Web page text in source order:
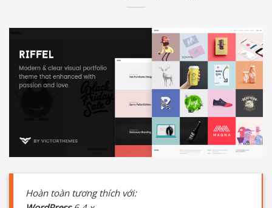
Hoàn toàn tương thích với: